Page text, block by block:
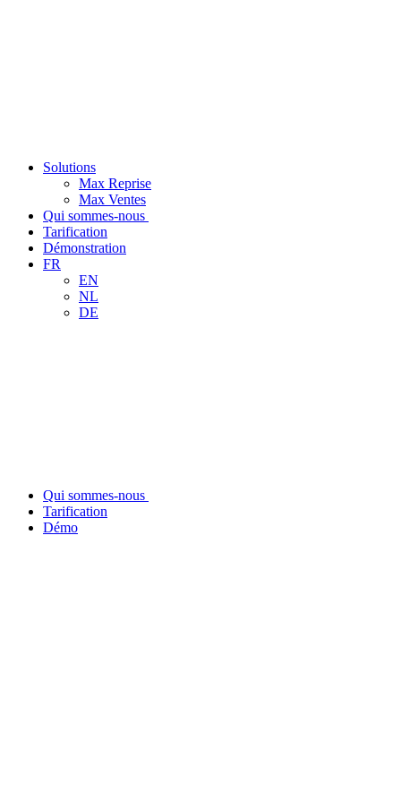
Solutions
Max Reprise
Max Ventes
Qui sommes-nous
Tarification
Démonstration
FR
EN
NL
DE
Qui sommes-nous
Tarification
Démo